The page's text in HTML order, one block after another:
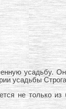
усадьбу.
усадьбы
не только